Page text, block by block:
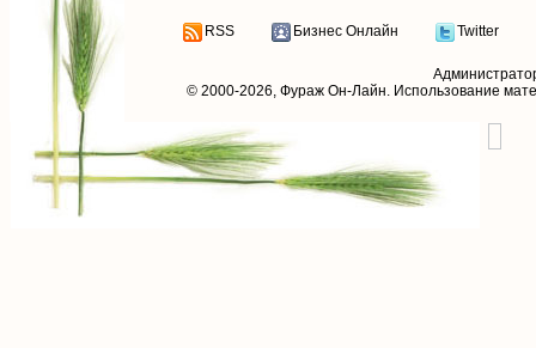
RSS Бизнес Онлайн Twitter
© 2000-2026, Фураж Он-Лайн. Использование